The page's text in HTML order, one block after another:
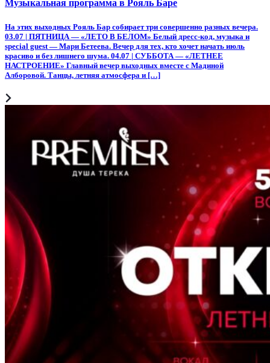
Музыкальная программа в Рояль Баре
На этих выходных Рояль Бар собирает три совершенно разных вечера.
03.07 | ПЯТНИЦА — «ЛЕТО В БЕЛОМ» Белый дресс-код, музыка и
special guest — Мари Бетеева. Вечер для тех, кто хочет начать июль
красиво и без лишнего шума. 04.07 | СУББОТА — «ЛЕТНЕЕ
НАСТРОЕНИЕ» Главный вечер выходных вместе с Мадиной
Алборовой. Танцы, летняя атмосфера и […]